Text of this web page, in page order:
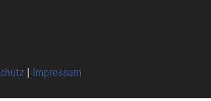
| Impressum